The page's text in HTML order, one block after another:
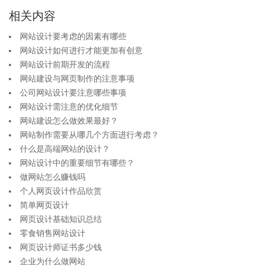
相关内容
网站设计要考虑的因素有哪些
网站设计如何进行才能更加有创意
网站设计前期开发的流程
网站建设与网页制作的注意事项
公司网站设计要注意哪些事项
网站设计需注意的优化细节
网站建设怎么做效果最好？
网站制作需要从哪几个方面进行考虑？
什么是高端网站的设计？
网站设计中的重要细节有哪些？
做网站怎么赚钱吗
个人网页设计作品欣赏
简单网页设计
网页设计基础知识总结
零食销售网站设计
网页设计师证书多少钱
企业为什么做网站